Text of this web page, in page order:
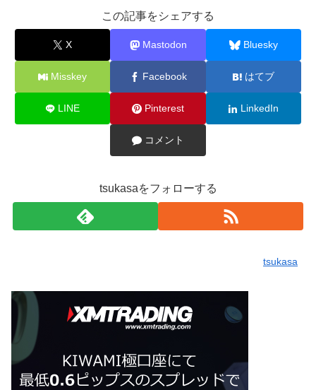
この記事をシェアする
X Mastodon Bluesky
Misskey Facebook はてブ
LINE Pinterest LinkedIn
コメント
tsukasaをフォローする
tsukasa